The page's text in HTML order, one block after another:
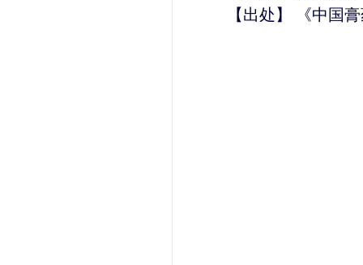
【出处】 《中国膏